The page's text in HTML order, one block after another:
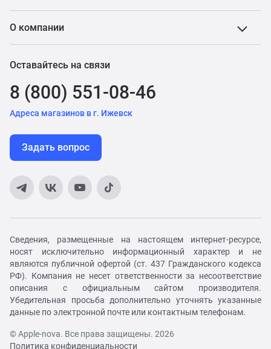
О компании
Оставайтесь на связи
8 (800) 551-08-46
Адреса магазинов в г. Ижевск
Задать вопрос
Сведения, размещенные на настоящем интернет-ресурсе,
носят исключительно информационный характер и не
являются публичной офертой (ст. 437 Гражданского кодекса
РФ). Компания не несет ответственности за несоответствие
описания с официальным сайтом производителя.
Убедительная просьба дополнительно уточнять указанные
данные по электронной почте или контактным телефонам.
© Apple-nova. Все права защищены. 2026
Политика конфиденциальности